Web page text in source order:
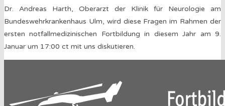
Dr. Andreas Harth, Oberarzt der Klinik für Neurologie am
Bundeswehrkrankenhaus Ulm, wird diese Fragen im Rahmen der
ersten notfallmedizinischen Fortbildung in diesem Jahr am 9.
Januar um 17:00 ct mit uns diskutieren.